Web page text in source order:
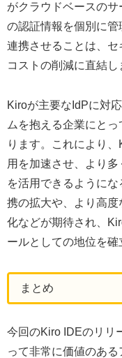
がクラウドベースの
の認証情報を個別に
連携させることは、
コストの削減に直結し
Kiroが主要なIdPに対
ムを抱える企業にと
ります。これにより
用を加速させ、より
を活用できるように
携の拡大や、より高
化などが期待され、
ールとしての地位を確
まとめ
今回のKiro IDEのリリ
って非常に価値のあ